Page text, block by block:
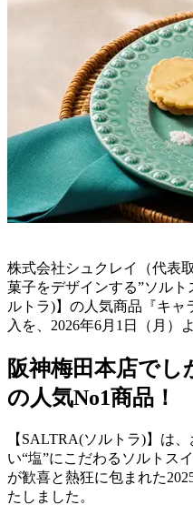
株式会社シュクレイ（代表
菓子をデザインする”ソル
ルトラ)】の人気商品『キャ
入を、2026年6月1日（月）
阪神梅田本店で
の人気No1商品！
【SALTRA(ソルトラ)】は
い“塩”にこだわるソルトス
が歓喜と熱狂に包まれた
たしました。